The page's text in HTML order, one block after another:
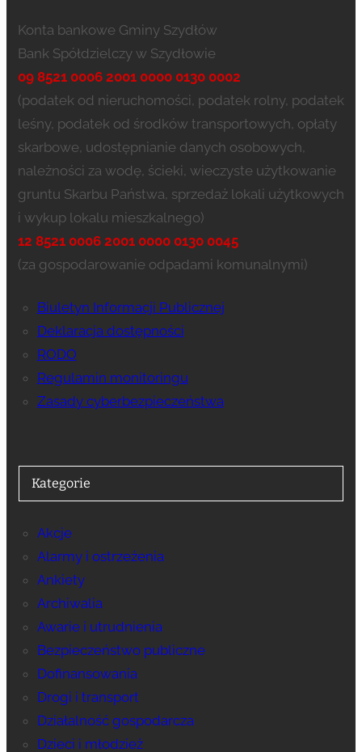
Konta bankowe Gminy Szydłów
Bank Spółdzielczy w Szydłowie
09 8521 0006 2001 0000 0130 0002
(podatek od nieruchomości, podatek rolny, podatek
leśny, podatek od środków transportowych, opłaty
skarbowe, udostępnianie danych osobowych,
należności za wodę, ścieki, wieczyste użytkowanie
gruntu Skarbu Państwa, sprzedaż lokali użytkowych
i wykup lokalu mieszkalnego)
12 8521 0006 2001 0000 0130 0045
(za gospodarowanie odpadami komunalnymi)
Biuletyn Informacji Publicznej
Deklaracja dostępności
RODO
Regulamin monitoringu
Zasady cyberbezpieczeństwa
Kategorie
Akcje
Alarmy i ostrzeżenia
Ankiety
Archiwalia
Awarie i utrudnienia
Bezpieczeństwo publiczne
Dofinansowania
Drogi i transport
Działalność gospodarcza
Dzieci i młodzież